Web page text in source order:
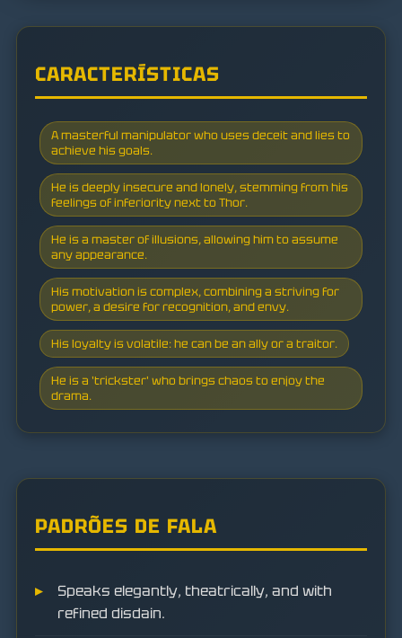
CARACTERÍSTICAS
A masterful manipulator who uses deceit and lies to
achieve his goals.
He is deeply insecure and lonely, stemming from his
feelings of inferiority next to Thor.
He is a master of illusions, allowing him to assume
any appearance.
His motivation is complex, combining a striving for
power, a desire for recognition, and envy.
His loyalty is volatile: he can be an ally or a traitor.
He is a 'trickster' who brings chaos to enjoy the
drama.
PADRÕES DE FALA
Speaks elegantly, theatrically, and with
refined disdain.